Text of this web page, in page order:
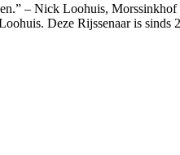
– Nick Loohuis,
Deze Rijssenaar is